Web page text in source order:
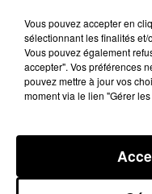
Si le mobile de ce
que les deux
connaissaient. Le
temporairement la
lui serait un
n'avait pas de
Vous pouvez accepter en
sélectionnant les finalités
Vous pouvez également
accepter". Vos préférences
pouvez mettre à jour vos
moment via le lien "Gérer